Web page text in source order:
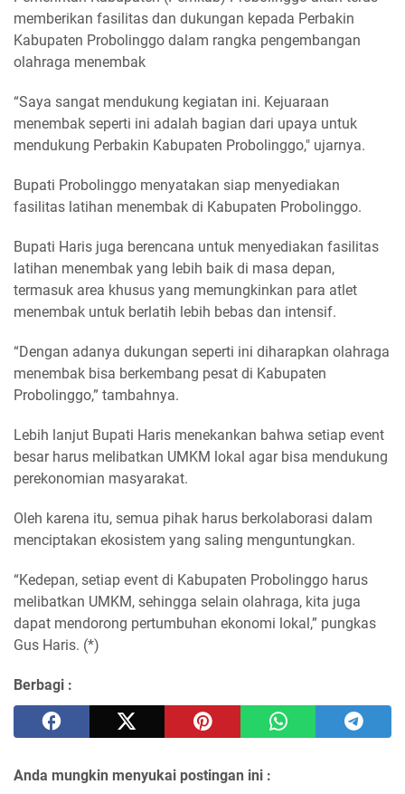
memberikan fasilitas dan dukungan kepada Perbakin
Kabupaten Probolinggo dalam rangka pengembangan
olahraga menembak
“Saya sangat mendukung kegiatan ini. Kejuaraan
menembak seperti ini adalah bagian dari upaya untuk
mendukung Perbakin Kabupaten Probolinggo," ujarnya.
Bupati Probolinggo menyatakan siap menyediakan
fasilitas latihan menembak di Kabupaten Probolinggo.
Bupati Haris juga berencana untuk menyediakan fasilitas
latihan menembak yang lebih baik di masa depan,
termasuk area khusus yang memungkinkan para atlet
menembak untuk berlatih lebih bebas dan intensif.
“Dengan adanya dukungan seperti ini diharapkan olahraga
menembak bisa berkembang pesat di Kabupaten
Probolinggo,” tambahnya.
Lebih lanjut Bupati Haris menekankan bahwa setiap event
besar harus melibatkan UMKM lokal agar bisa mendukung
perekonomian masyarakat.
Oleh karena itu, semua pihak harus berkolaborasi dalam
menciptakan ekosistem yang saling menguntungkan.
“Kedepan, setiap event di Kabupaten Probolinggo harus
melibatkan UMKM, sehingga selain olahraga, kita juga
dapat mendorong pertumbuhan ekonomi lokal,” pungkas
Gus Haris. (*)
Berbagi :
Anda mungkin menyukai postingan ini :